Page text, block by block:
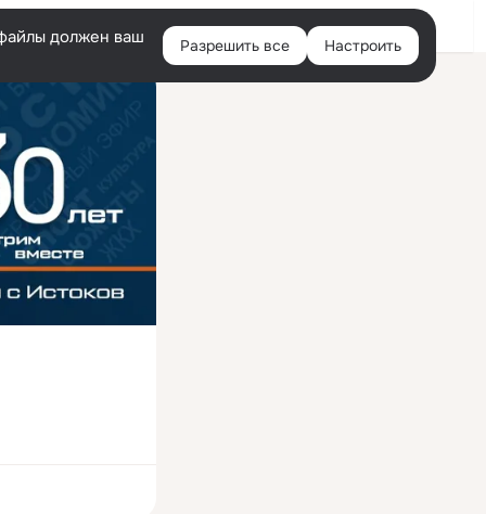
Войти
должен ваш
Разрешить все Настроить